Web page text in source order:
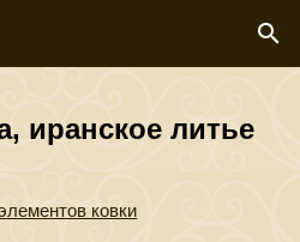
search
иранское литье
ковки